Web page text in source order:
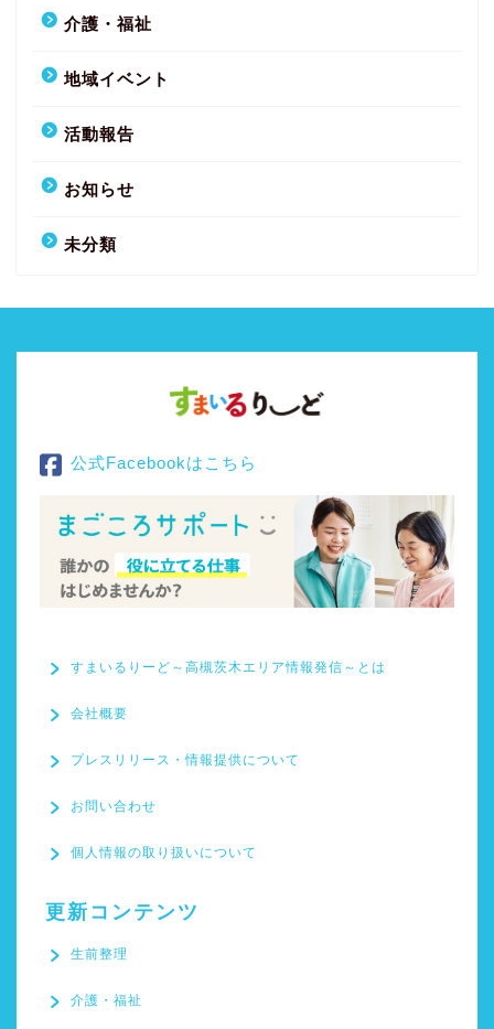
介護・福祉
地域イベント
活動報告
お知らせ
未分類
公式Facebookはこちら
すまいるりーど～高槻茨木エリア情報発信～とは
会社概要
プレスリリース・情報提供について
お問い合わせ
個人情報の取り扱いについて
更新コンテンツ
生前整理
介護・福祉